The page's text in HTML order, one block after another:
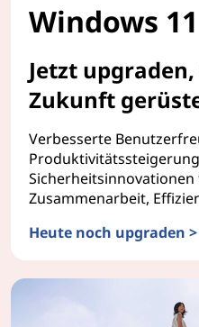
Windows 11
Jetzt
Zukunft
Verbesserte
Zusammenarbeit,
Heute noch upgraden >